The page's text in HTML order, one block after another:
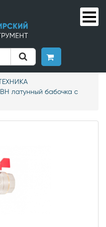
латунный бабочка с